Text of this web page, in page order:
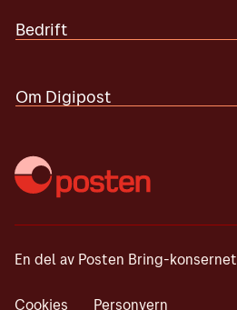
Bedrift
Om Digipost
En del av Posten Bring-konsernet
Cookies Personvern